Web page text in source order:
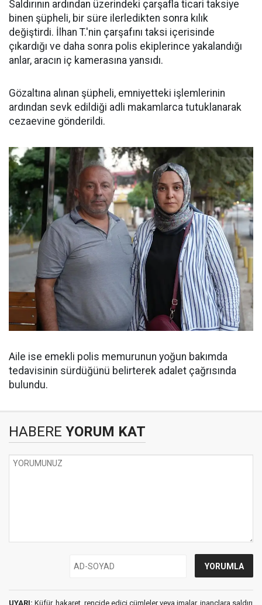
Saldırının ardından üzerindeki çarşafla ticari taksiye
binen şüpheli, bir süre ilerledikten sonra kılık
değiştirdi. İlhan T.'nin çarşafını taksi içerisinde
çıkardığı ve daha sonra polis ekiplerince yakalandığı
anlar, aracın iç kamerasına yansıdı.
Gözaltına alınan şüpheli, emniyetteki işlemlerinin
ardından sevk edildiği adli makamlarca tutuklanarak
cezaevine gönderildi.
Aile ise emekli polis memurunun yoğun bakımda
tedavisinin sürdüğünü belirterek adalet çağrısında
bulundu.
HABERE YORUM KAT
UYARI: Küfür, hakaret, rencide edici cümleler veya imalar, inançlara saldırı